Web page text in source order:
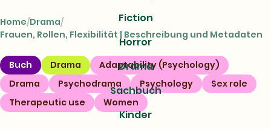
Fiction
Horror
Drama
Sachbuch
Kinder
Home Drama
Frauen, Rollen, Flexibilität | Beschreibung und Metadaten
Buch Drama
Adaptability (Psychology)
Drama
Psychodrama Psychology
Sex role
Therapeutic use
Women